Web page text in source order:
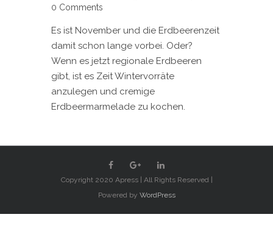
0 Comments
Es ist November und die Erdbeerenzeit
damit schon lange vorbei. Oder?
Wenn es jetzt regionale Erdbeeren
gibt, ist es Zeit Wintervorräte
anzulegen und cremige
Erdbeermarmelade zu kochen.
Copyright 2020 Apress | All Rights Reserved |
Powered by WordPress